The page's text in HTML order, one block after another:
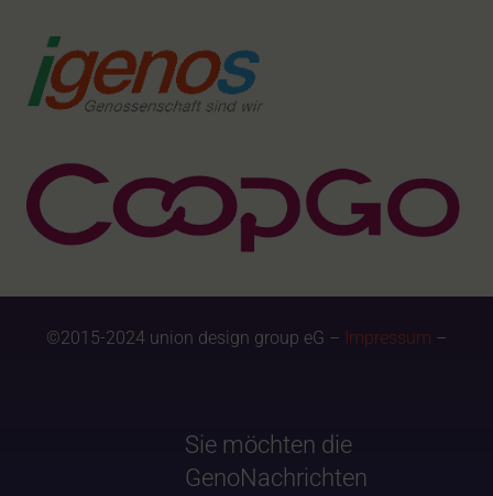
©2015-2024 union design group eG – Impressum –
Sie möchten die
GenoNachrichten